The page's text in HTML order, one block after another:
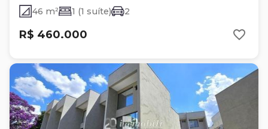
46 m² 1 (1 suíte) 2
R$ 460.000